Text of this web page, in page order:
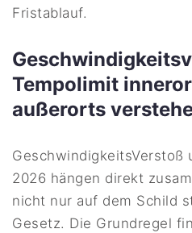
Fristablauf.
Tempolimit
außerorts
GeschwindigkeitsVerstoß
2026 hängen direkt
nicht nur auf dem Schild
Gesetz. Die Grundregel